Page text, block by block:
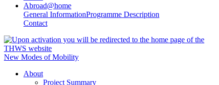
Abroad@home
General InformationProgramme Description
Contact
New Modes of Mobility
About
Project Summary